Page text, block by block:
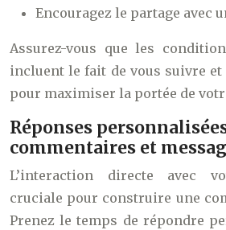
Encouragez le partage avec
Assurez-vous que les
incluent le fait de vous suivre et
pour maximiser la portée de
Réponses
commentaires et
L’interaction directe avec
cruciale pour construire une
Prenez le temps de répondre